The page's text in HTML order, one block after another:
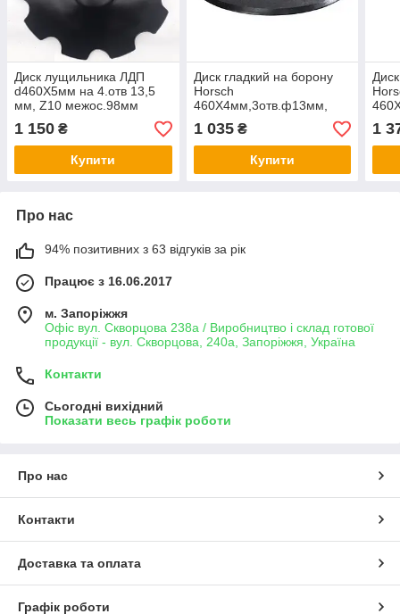
Диск лущильника ЛДП
d460Х5мм на 4.отв 13,5
мм, Z10 межос.98мм
(Техніка "Слобода" ЛДТ-4
ЛДП-4, ЛДП-6,ЛДН)
1 150 ₴
Купити
Диск гладкий на борону
Horsch
460Х4мм,3отв.ф13мм,
межцентр 98мм
(24251103)
1 035₴
Купити
Z10
1
Про нас
94% позитивних з 63 відгуків за рік
Працює з 16.06.2017
м. Запоріжжя
Офіс вул. Скворцова 238а / Виробництво і склад готової
продукції - вул. Скворцова, 240а, Запоріжжя, Україна
Контакти
Сьогодні вихідний
Показати весь графік роботи
Про нас
Контакти
Доставка та оплата
Графік роботи